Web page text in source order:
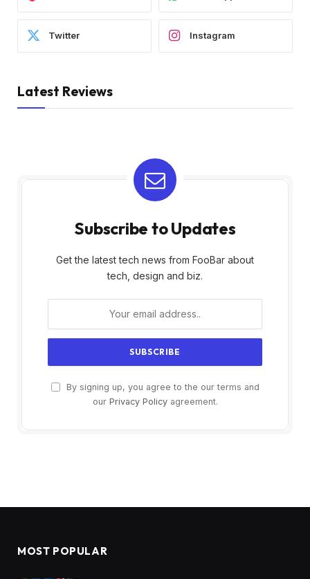
Twitter Instagram
Latest Reviews
Subscribe to Updates
Get the latest tech news from FooBar about
tech, design and biz.
By signing up, you agree to the our terms and
our Privacy Policyagreement.
MOST POPULAR